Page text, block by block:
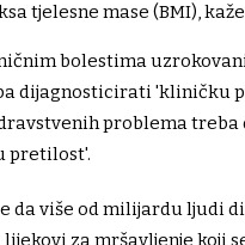
tjelesne mase (BMI),
bolestima
dijagnosticirati 'kliničku
problema
pretilost'.
da više od milijardu ljudi
za mršavljenje koji